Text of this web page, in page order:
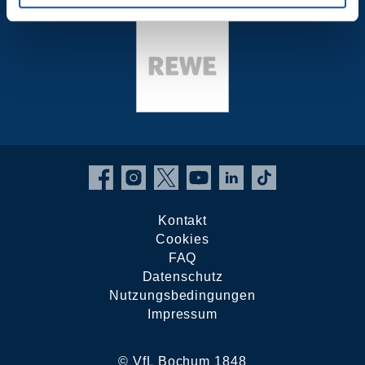
© VfL Bochum 1848
Kontakt
Cookies
FAQ
Datenschutz
Nutzungsbedingungen
Impressum